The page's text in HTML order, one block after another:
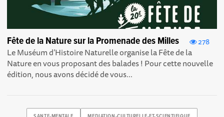
278
Fête de la Nature sur la Promenade des Milles
Le Muséum d’Histoire Naturelle organise la Fête de la
Nature en vous proposant des balades ! Pour cette nouvelle
édition, nous avons décidé de vous...